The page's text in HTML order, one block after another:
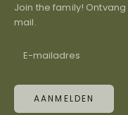
Join the family!
mail.
AANMELDEN